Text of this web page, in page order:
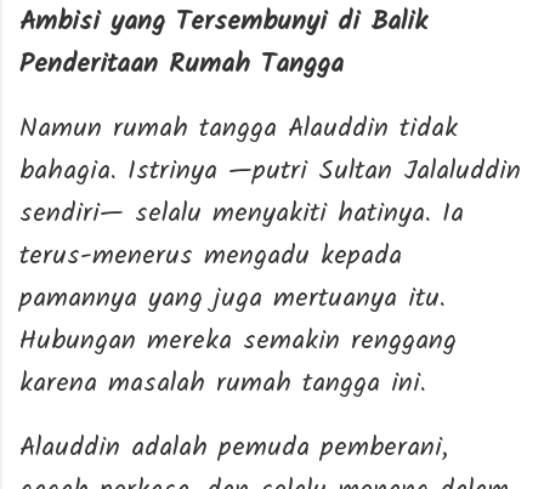
Ambisi yang Tersembunyi di Balik
Penderitaan Rumah Tangga
Namun rumah tangga Alauddin tidak
bahagia. Istrinya —putri Sultan Jalaluddin
sendiri— selalu menyakiti hatinya. Ia
terus-menerus mengadu kepada
pamannya yang juga mertuanya itu.
Hubungan mereka semakin renggang
karena masalah rumah tangga ini.
Alauddin adalah pemuda pemberani,